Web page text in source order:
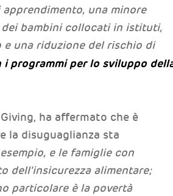
una minore
bambini collocati in istituti,
e una riduzione del rischio di
programmi per lo sviluppo
ha affermato che è
la disuguaglianza sta
e le famiglie con
dell'insicurezza alimentare;
particolare è la povertà